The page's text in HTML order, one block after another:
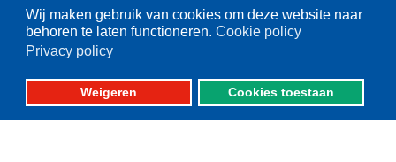
Wij maken gebruik van cookies om deze website naar
behoren te laten functioneren. Cookie policy
Privacy policy
Weigeren Cookies toestaan
Over VisNed
PO's
Vertegenwoordiging
Contact
Nieuwsarchief